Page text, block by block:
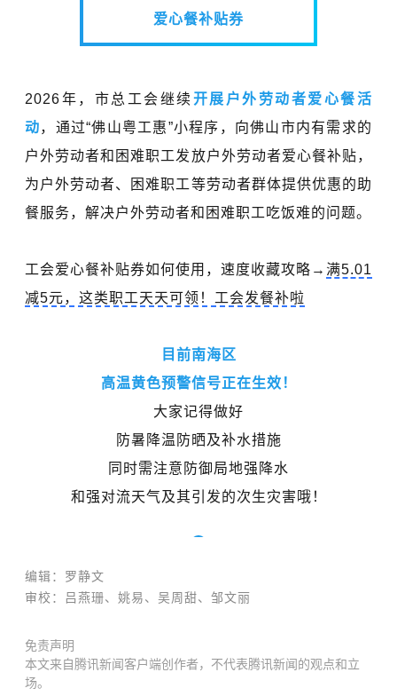
爱心餐补贴券
2026年，市总工会继续 开展户外劳动者爱心餐活
动，通过“佛山粤工惠”小程序，向佛山市内有需求的
户外劳动者和困难职工发放户外劳动者爱心餐补贴，
为户外劳动者、困难职工等劳动者群体提供优惠的助
餐服务，解决户外劳动者和困难职工吃饭难的问题。
工会爱心餐补贴券如何使用，速度收藏攻略→ 满5.01
减5元，这类职工天天可领！工会发餐补啦
目前南海区
高温黄色预警信号正在生效！
大家记得做好
防暑降温防晒及补水措施
同时需注意防御局地强降水
和强对流天气及其引发的次生灾害哦！
编辑：罗静文
审校：吕燕珊、姚易、 吴周甜、 邹文丽
免责声明
本文来自腾讯新闻客户端创作者，不代表腾讯新闻的观点和立
场。